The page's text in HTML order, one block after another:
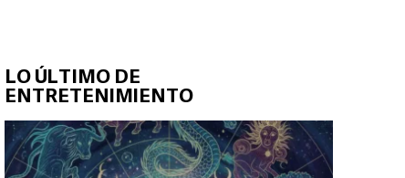
LO ÚLTIMO DE
ENTRETENIMIENTO